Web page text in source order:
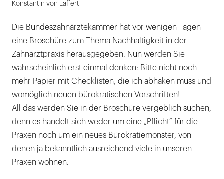
Konstantin von Laffert
Die Bundeszahnärztekammer hat vor wenigen Tagen
eine Broschüre zum Thema Nachhaltigkeit in der
Zahnarztpraxis herausgegeben. Nun werden Sie
wahrscheinlich erst einmal denken: Bitte nicht noch
mehr Papier mit Checklisten, die ich abhaken muss und
womöglich neuen bürokratischen Vorschriften!
All das werden Sie in der Broschüre vergeblich suchen,
denn es handelt sich weder um eine „Pflicht“ für die
Praxen noch um ein neues Bürokratiemonster, von
denen ja bekanntlich ausreichend viele in unseren
Praxen wohnen.